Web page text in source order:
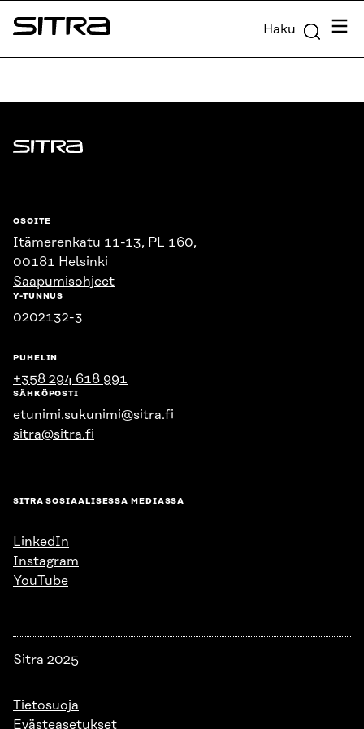
Siirry
suoraan
Sitra Haku
Sitra
OSOITE
Itämerenkatu 11-13, PL 160,
00181 Helsinki
Saapumisohjeet
Y-TUNNUS
0202132-3
PUHELIN
+358 294 618 991
SÄHKÖPOSTI
etunimi.sukunimi@sitra.fi
sitra@sitra.fi
SITRA SOSIAALISESSA MEDIASSA
LinkedIn
Instagram
YouTube
Sitra 2025
Tietosuoja
Evästeasetukset